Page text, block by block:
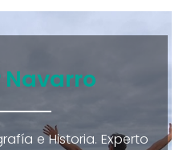
Navarro
e Historia. Experto